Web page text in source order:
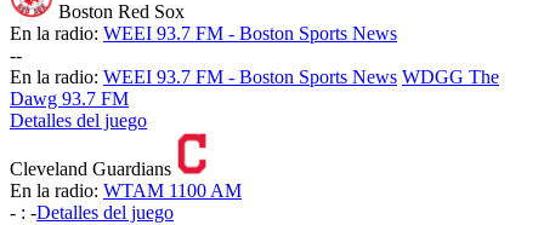
Boston Red Sox
En la radio: WEEI 93.7 FM - Boston Sports News
--
En la radio: WEEI 93.7 FM - Boston Sports News WDGG The
Dawg 93.7 FM
Detalles del juego
Cleveland Guardians
En la radio: WTAM 1100 AM
- : -Detalles del juego